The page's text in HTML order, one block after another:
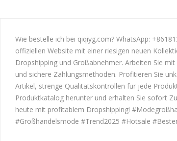
Wie bestelle ich bei qiqiyg.com? WhatsApp:
offiziellen Website mit einer riesigen neuen
Dropshipping und Großabnehmer. Arbeiten Sie
und sichere Zahlungsmethoden. Profitieren Sie
Artikel, strenge Qualitätskontrollen für jede
Produktkatalog herunter und erhalten Sie sofort
heute mit profitablem Dropshipping!
#Großhandelsmode #Trend2025 #Hotsale